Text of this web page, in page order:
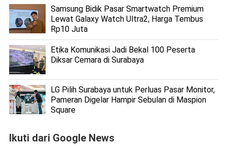
Samsung Bidik Pasar Smartwatch Premium
Lewat Galaxy Watch Ultra2, Harga Tembus
Rp10 Juta
Etika Komunikasi Jadi Bekal 100 Peserta
Diksar Cemara di Surabaya
LG Pilih Surabaya untuk Perluas Pasar Monitor,
Pameran Digelar Hampir Sebulan di Maspion
Square
Ikuti dari Google News